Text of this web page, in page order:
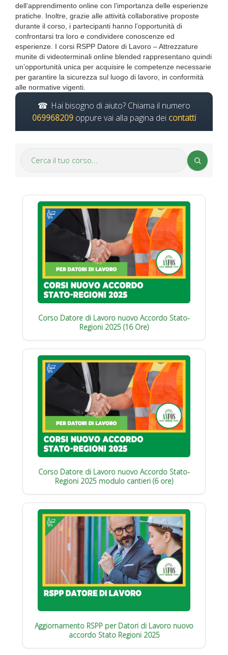
dell’apprendimento online con l’importanza delle esperienze
pratiche. Inoltre, grazie alle attività collaborative proposte
durante il corso, i partecipanti hanno l’opportunità di
confrontarsi tra loro e condividere conoscenze ed
esperienze. I corsi RSPP Datore di Lavoro – Attrezzature
munite di videoterminali online blended rappresentano quindi
un’opportunità unica per acquisire le competenze necessarie
per garantire la sicurezza sul luogo di lavoro, in conformità
alle normative vigenti.
Hai bisogno di aiuto? Chiama il numero
069968209 oppure vai alla pagina dei contatti
Corso Datore di Lavoro nuovo Accordo Stato-
Regioni 2025 (16 Ore)
Corso Datore di Lavoro nuovo Accordo Stato-
Regioni 2025 modulo cantieri (6 ore)
Aggiornamento RSPP per Datori di Lavoro nuovo
accordo Stato Regioni 2025